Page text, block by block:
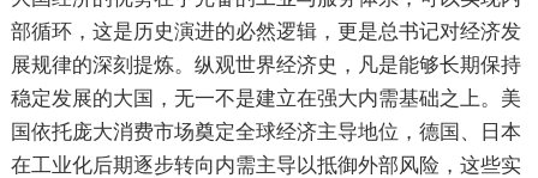
部循环，这是历史演进的必然逻辑，更是总书记对经济发
展规律的深刻提炼。纵观世界经济史，凡是能够长期保持
稳定发展的大国，无一不是建立在强大内需基础之上。美
国依托庞大消费市场奠定全球经济主导地位，德国、日本
在工业化后期逐步转向内需主导以抵御外部风险，这些实